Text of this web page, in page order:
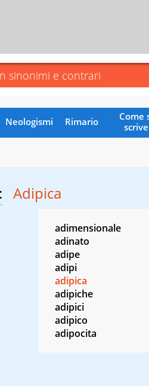
Neologismi Rimario
Come
scrive
Adipica
adimensionale
adinato
adipe
adipi
adipica
adipiche
adipici
adipico
adipocita